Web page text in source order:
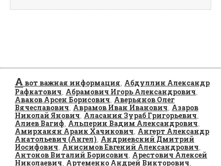
А вот важная информация Абдуллин Александр
Рафкатович Абрамович Игорь Александрович
Аваков Арсен Борисович Аверьянов Олег
Вячеславович Аврамов Иван Иванович Азаров
Николай Янович Аласания Зураб Григорьевич
Алиев Вагиф Альперин Вадим Александрович
Амирханян Араик Хачикович Ангерт Александр
Анатольевич (Ангел) Андриевский Дмитрий
Иосифович Анисимов Евгений Александрович
Антонов Виталий Борисович Арестович Алексей
Николаевич Артеменко Андрей Викторович